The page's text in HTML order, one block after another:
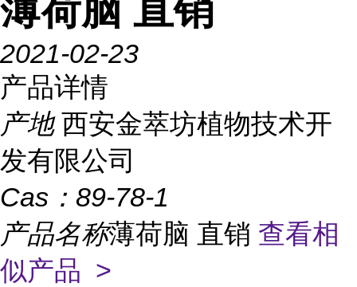
薄荷脑 直销
2021-02-23
产品详情
产地 西安金萃坊植物技术开
发有限公司
Cas： 89-78-1
产品名称薄荷脑 直销 查看相
似产品 >